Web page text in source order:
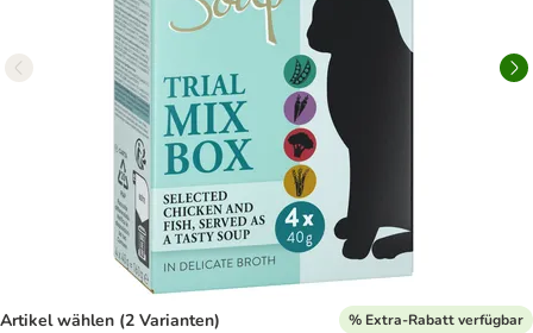
Artikel wählen (2 Varianten) % Extra-Rabatt verfügbar